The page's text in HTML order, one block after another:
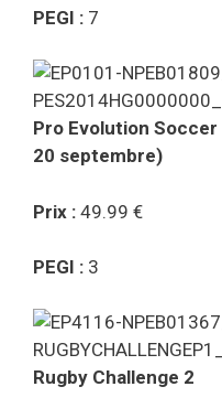
PEGI : 7
Pro Evolution
20 septembre)
Prix : 49.99 €
PEGI : 3
Rugby Challenge 2